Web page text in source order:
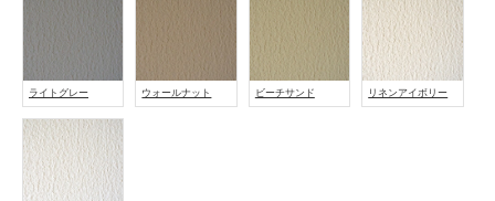
ライトグレー ウォールナット ビーチサンド リネンアイボリー
内
壁・
屋
外
壁・
浴